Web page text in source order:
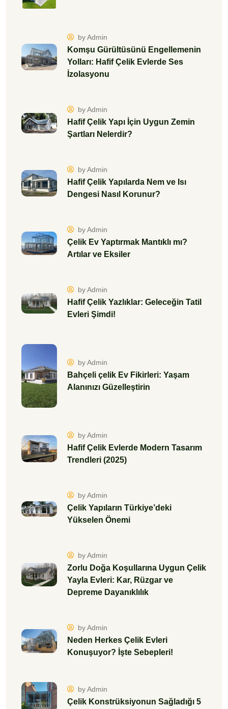
by Admin
Komşu Gürültüsünü Engellemenin
Yolları: Hafif Çelik Evlerde Ses
İzolasyonu
by Admin
Hafif Çelik Yapı İçin Uygun Zemin
Şartları Nelerdir?
by Admin
Hafif Çelik Yapılarda Nem ve Isı
Dengesi Nasıl Korunur?
by Admin
Çelik Ev Yaptırmak Mantıklı mı?
Artılar ve Eksiler
by Admin
Hafif Çelik Yazlıklar: Geleceğin Tatil
Evleri Şimdi!
by Admin
Bahçeli çelik Ev Fikirleri: Yaşam
Alanınızı Güzelleştirin
by Admin
Hafif Çelik Evlerde Modern Tasarım
Trendleri (2025)
by Admin
Çelik Yapıların Türkiye’deki
Yükselen Önemi
by Admin
Zorlu Doğa Koşullarına Uygun Çelik
Yayla Evleri: Kar, Rüzgar ve
Depreme Dayanıklılık
by Admin
Neden Herkes Çelik Evleri
Konuşuyor? İşte Sebepleri!
by Admin
Çelik Konstrüksiyonun Sağladığı 5